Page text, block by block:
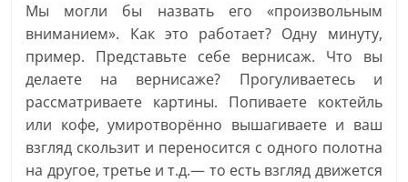
Мы могли бы назвать его «произвольным
вниманием». Как это работает? Одну минуту,
пример. Представьте себе вернисаж. Что вы
делаете на вернисаже? Прогуливаетесь и
рассматриваете картины. Попиваете коктейль
или кофе, умиротворённо вышагиваете и ваш
взгляд скользит и переносится с одного полотна
на другое, третье и т.д.— то есть взгляд движется